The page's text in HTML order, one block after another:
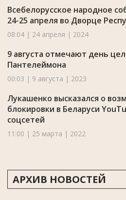
Всебелорусское народное
24-25 апреля во Дворце
08:04 | 24 апреля | 2024
9 августа отмечают день
Пантелеймона
00:03 | 9 августа | 2023
Лукашенко высказался о
блокировки в Беларуси
соцсетей
11:00 | 25 марта | 2022
АРХИВ НОВОСТЕЙ